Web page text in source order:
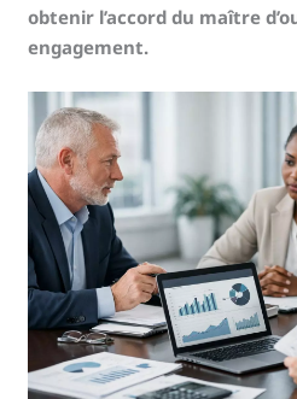
obtenir l’accord du maître
engagement.